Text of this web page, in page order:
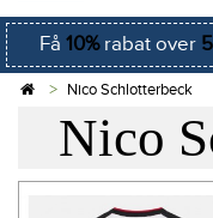
Få 10%rabat over
Nico Schlotterbeck
Nico